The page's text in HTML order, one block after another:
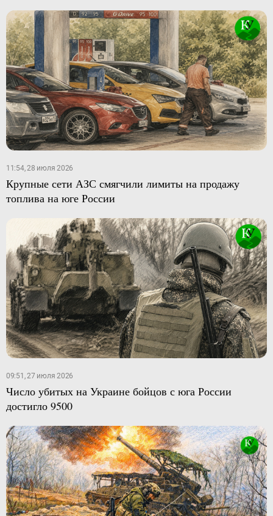
11:54, 28 июля 2026
Крупные сети АЗС смягчили лимиты на продажу
топлива на юге России
09:51, 27 июля 2026
Число убитых на Украине бойцов с юга России
достигло 9500